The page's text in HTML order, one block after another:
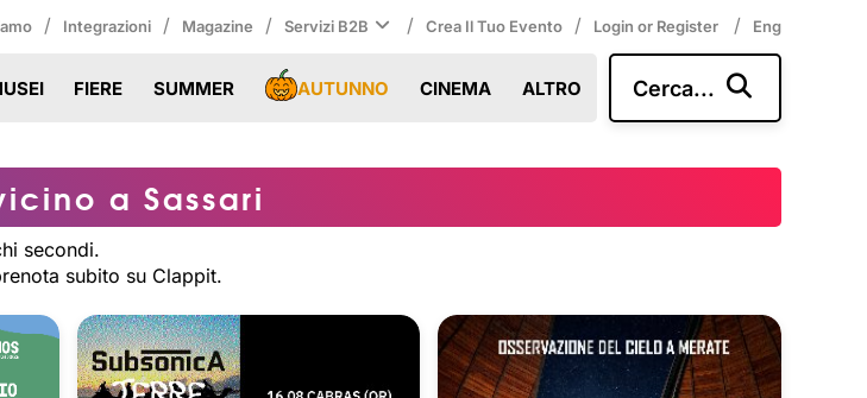
/ Integrazioni / Magazine / Servizi B2B / Crea Il Tuo Evento / Login or Register / Eng
FIERE SUMMER AUTUNNO CINEMA ALTRO Cerca...
a Sassari
secondi.
subito su Clappit.